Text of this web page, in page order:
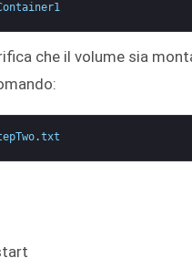
che il volume sia
.txt